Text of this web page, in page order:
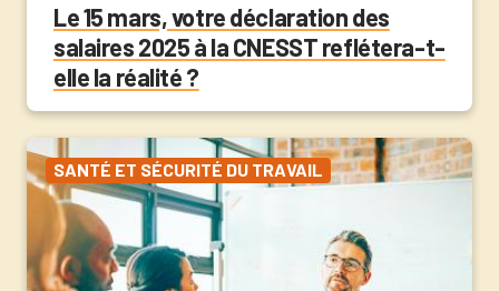
Le 15 mars, votre déclaration des
salaires 2025 à la CNESST reflétera-t-
elle la réalité ?
SANTÉ ET SÉCURITÉ DU TRAVAIL